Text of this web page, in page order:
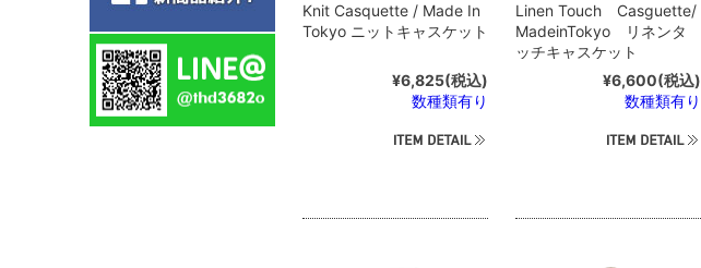
Knit Casquette / Made In
Tokyo ニットキャスケット
¥6,825(税込)
数種類有り
Linen Touch Casguette/
MadeinTokyo リネンタ
ッチキャスケット
¥6,600(税込)
数種類有り